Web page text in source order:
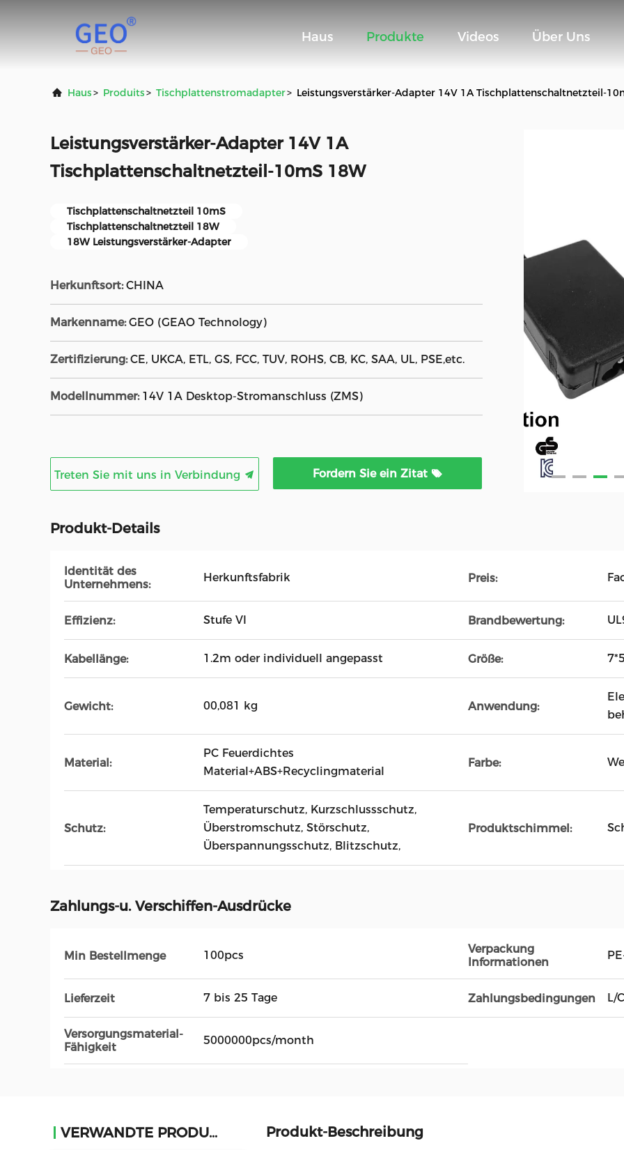
Haus Produkte Videos Über Uns
Haus> Produits> Tischplattenstromadapter> Leistungsverstärker-Adapter 14V 1A Tischplattenschaltnetzteil-
Leistungsverstärker-Adapter 14V 1A
Tischplattenschaltnetzteil-10mS 18W
Tischplattenschaltnetzteil 10mS
Tischplattenschaltnetzteil 18W
18W Leistungsverstärker-Adapter
Herkunftsort: CHINA
Markenname: GEO (GEAO Technology)
Zertifizierung: CE, UKCA, ETL, GS, FCC, TUV, ROHS, CB, KC, SAA, UL, PSE,etc.
Modellnummer: 14V 1A Desktop-Stromanschluss (ZMS)
Treten Sie mit uns in Verbindung Fordern Sie ein Zitat
Produkt-Details
Identität des
Unternehmens:
Herkunftsfabrik Preis:
Effizienz: Stufe VI Brandbewertung:
Kabellänge: 1.2m oder individuell angepasst Größe:
Gewicht: 00,081 kg Anwendung:
Material:
PC Feuerdichtes
Material+ABS+Recyclingmaterial
Farbe:
Schutz:
Temperaturschutz, Kurzschlussschutz,
Überstromschutz, Störschutz,
Überspannungsschutz, Blitzschutz,
Produktschimmel:
Zahlungs-u. Verschiffen-Ausdrücke
Min Bestellmenge 100pcs
Verpackung
Informationen
Lieferzeit 7 bis 25 Tage Zahlungsbedingungen L/
Versorgungsmaterial-
Fähigkeit
5000000pcs/month
VERWANDTE PRODUKTE Produkt-Beschreibung